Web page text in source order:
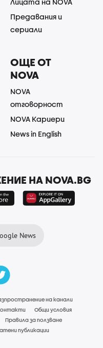
Лицата на NOVA
Предавания и
сериали
ОЩЕ ОТ
NOVA
NOVA
отговорност
NOVA Кариери
News in English
НА NOVA.BG
News
на канали
Общи условия
Правила за ползване
публикации